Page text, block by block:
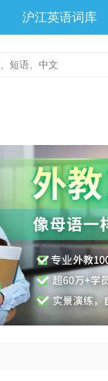
沪江英语词库